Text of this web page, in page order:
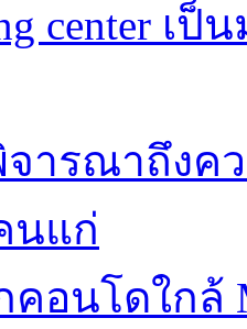
center เ
พิจารณาถึง
นแก่
คอนโดใก